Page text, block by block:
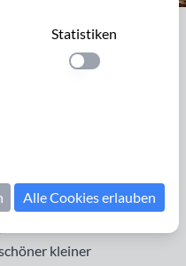
Wald
links zu den
50 Sandstein- und
Aachener Landwehr.
kleiner
Statistiken
Einstellung
Alle Cookies erlauben